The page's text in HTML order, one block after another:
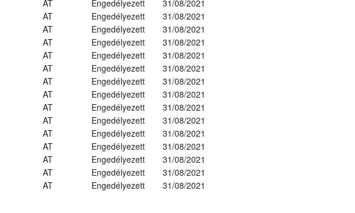
AT Engedélyezett
31/08/2021
AT Engedélyezett
31/08/2021
AT Engedélyezett
31/08/2021
AT Engedélyezett
31/08/2021
AT Engedélyezett
31/08/2021
AT Engedélyezett
31/08/2021
AT Engedélyezett
31/08/2021
AT Engedélyezett
31/08/2021
AT Engedélyezett
31/08/2021
AT Engedélyezett
31/08/2021
AT Engedélyezett
31/08/2021
AT Engedélyezett
31/08/2021
AT Engedélyezett
31/08/2021
AT Engedélyezett
31/08/2021
AT Engedélyezett 31/08/2021